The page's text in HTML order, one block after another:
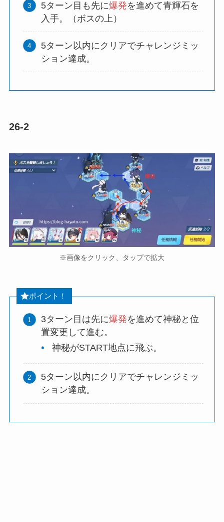
5ターン目も先に爆発を進めて青輝石を
入手。（ボスの上）
5ターン以内にクリアでチャレンジミッ
ション達成。
26-2
※画像をクリック、タップで拡大
ポイント！
3ターン目は先に爆発を進めて神秘と位
置変更して進む。
神秘がSTART地点に飛ぶ。
5ターン以内にクリアでチャレンジミッ
ション達成。